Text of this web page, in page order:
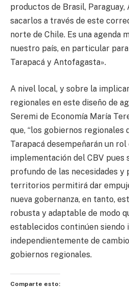
productos de Brasil,
sacarlos a través de este
norte de Chile. Es una agenda
nuestro país, en particular
Tarapacá y Antofagasta».
A nivel local, y sobre la
regionales en este diseño de
Seremi de Economía María
que, “los gobiernos regionales
Tarapacá desempeñarán un
implementación del CBV pues
profundo de las necesidades y
territorios permitirá dar
nueva gobernanza, en tanto,
robusta y adaptable de modo
establecidos continúen siendo
independientemente de
gobiernos regionales.
Comparte esto: